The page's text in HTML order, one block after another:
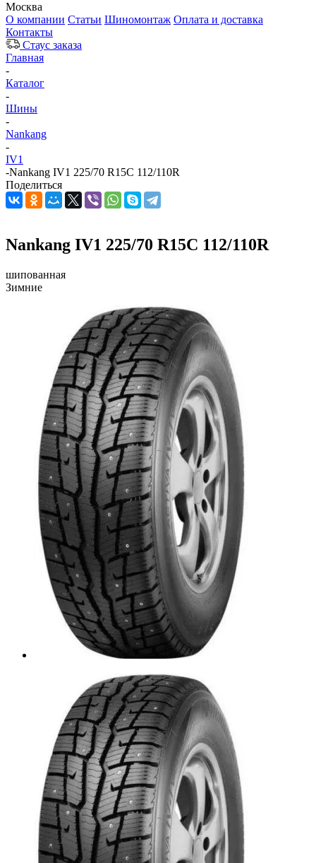
Москва
О компании Статьи Шиномонтаж Оплата и доставка
Контакты
Стаус заказа
Главная
-
Каталог
-
Шины
-
Nankang
-
IV1
-Nankang IV1 225/70 R15C 112/110R
Поделиться
Nankang IV1 225/70 R15C 112/110R
шипованная
Зимние